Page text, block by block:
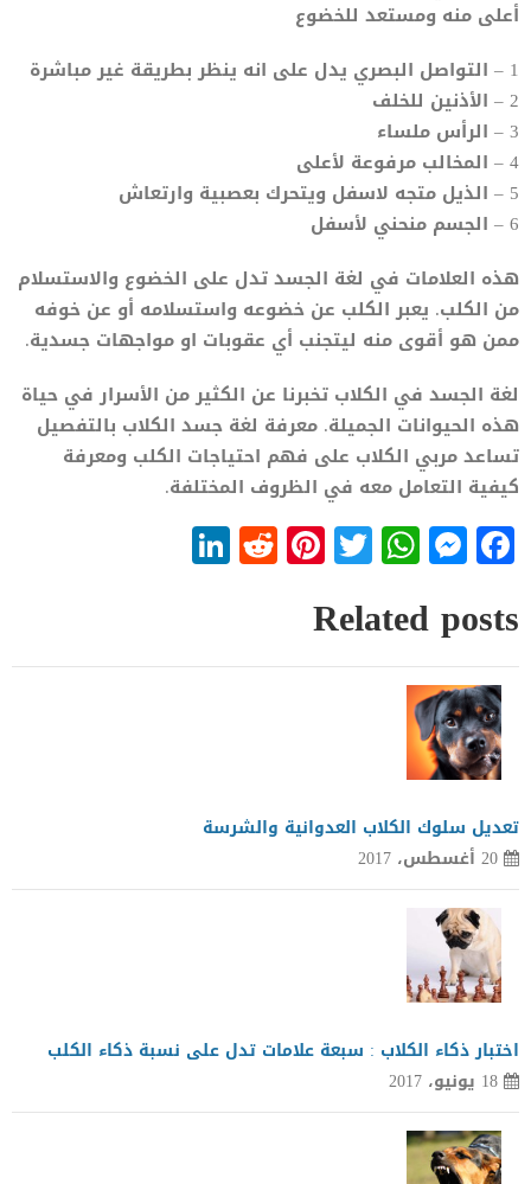
أعلى منه ومستعد للخضوع
1 – التواصل البصري يدل على انه ينظر بطريقة غير مباشرة
2 – الأذنين للخلف
3 – الرأس ملساء
4 – المخالب مرفوعة لأعلى
5 – الذيل متجه لاسفل ويتحرك بعصبية وارتعاش
6 – الجسم منحني لأسفل
هذه العلامات في لغة الجسد تدل على الخضوع والاستسلام
من الكلب. يعبر الكلب عن خضوعه واستسلامه أو عن خوفه
ممن هو أقوى منه ليتجنب أي عقوبات او مواجهات جسدية.
لغة الجسد في الكلاب تخبرنا عن الكثير من الأسرار في حياة
هذه الحيوانات الجميلة. معرفة لغة جسد الكلاب بالتفصيل
تساعد مربي الكلاب على فهم احتياجات الكلب ومعرفة
كيفية التعامل معه في الظروف المختلفة.
Facebook
Messenger
WhatsApp
Twitter
Pinterest
Reddit
Related posts
تعديل سلوك الكلاب العدوانية والشرسة
20 أغسطس، 2017
اختبار ذكاء الكلاب : سبعة علامات تدل على نسبة ذكاء الكلب
18 يونيو، 2017